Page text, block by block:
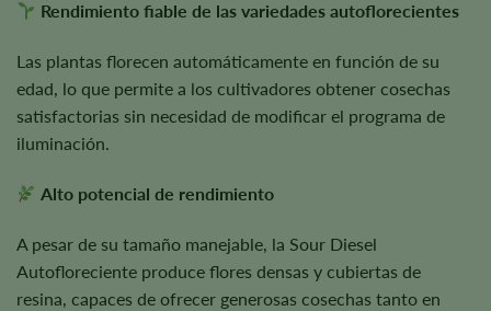
Rendimiento fiable de las variedades autoflorecientes
Las plantas florecen automáticamente en función de su
edad, lo que permite a los cultivadores obtener cosechas
satisfactorias sin necesidad de modificar el programa de
iluminación.
Alto potencial de rendimiento
A pesar de su tamaño manejable, la Sour Diesel
Autofloreciente produce flores densas y cubiertas de
resina, capaces de ofrecer generosas cosechas tanto en